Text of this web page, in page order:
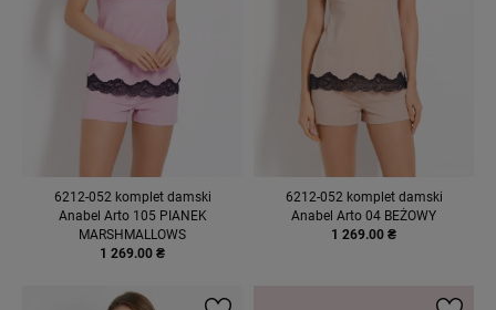
6212-052 komplet damski
Anabel Arto 105 PIANEK
MARSHMALLOWS
1 269.00 ₴
6212-052 komplet damski
Anabel Arto 04 BEŻOWY
1 269.00 ₴